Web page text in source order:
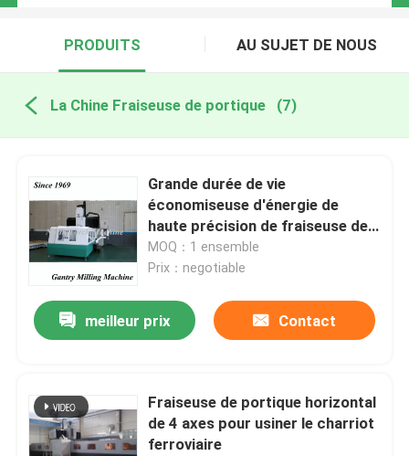
PRODUITS AU SUJET DE NOUS
La Chine Fraiseuse de portique (7)
Grande durée de vie
économiseuse d'énergie de
haute précision de fraiseuse de
portique longue
MOQ：1 ensemble
Prix：negotiable
meilleur prix Contact
Fraiseuse de portique horizontal
de 4 axes pour usiner le charriot
ferroviaire